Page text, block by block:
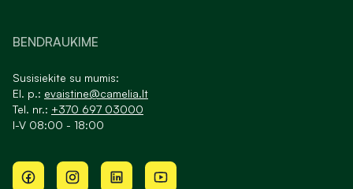
BENDRAUKIME
Susisiekite su mumis:
El. p.: evaistine@camelia.lt
Tel. nr.: +370 697 03000
I-V 08:00 - 18:00